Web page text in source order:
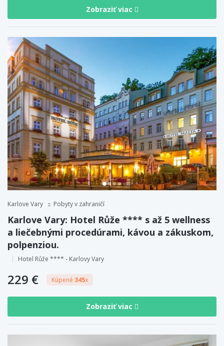
Zobraziť viac
Karlove Vary Pobyty v zahraničí
Karlove Vary: Hotel Růže **** s až 5 wellness
a liečebnými procedúrami, kávou a zákuskom,
polpenziou.
Hotel Růže **** - Karlovy Vary
229 € Kúpené 345x
Zobraziť viac